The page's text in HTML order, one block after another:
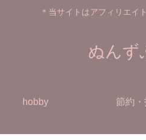
＊当サイトはアフィリエイ
ぬんず
hobby 節約・